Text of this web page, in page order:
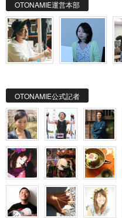
OTONAMIE運営本部
OTONAMIE公式記者